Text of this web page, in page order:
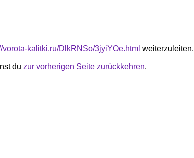
vorota-kalitki.ru/DlkRNSo/3jyiYOe.html weiterzuleiten.
du zur vorherigen Seite zurückkehren.